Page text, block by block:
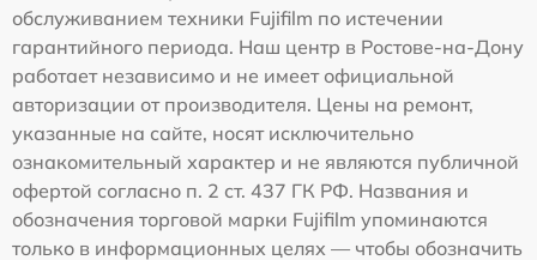
обслуживанием техники Fujifilm по истечении
гарантийного периода. Наш центр в Ростове-на-Дону
работает независимо и не имеет официальной
авторизации от производителя. Цены на ремонт,
указанные на сайте, носят исключительно
ознакомительный характер и не являются публичной
офертой согласно п. 2 ст. 437 ГК РФ. Названия и
обозначения торговой марки Fujifilm упоминаются
только в информационных целях — чтобы обозначить